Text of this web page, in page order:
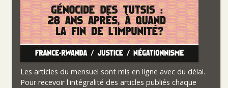
Les articles du mensuel sont mis en ligne avec du délai.
Pour recevoir l'intégralité des articles publiés chaque